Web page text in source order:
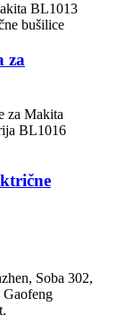
za
Soba 302,
Gaofeng